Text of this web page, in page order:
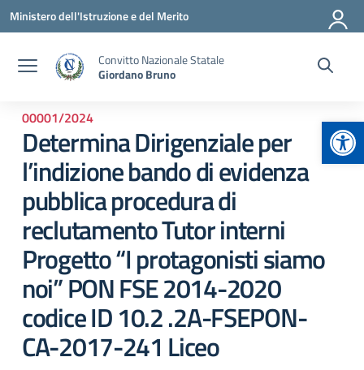
Vai ai contenuti
Vai al menu di navigazione
Vai al footer
Ministero dell'Istruzione e del Merito
Convitto Nazionale Statale
Giordano Bruno
00001/2024
Determina Dirigenziale per
l’indizione bando di evidenza
pubblica procedura di
reclutamento Tutor interni
Progetto “I protagonisti siamo
noi” PON FSE 2014-2020
codice ID 10.2 .2A-FSEPON-
CA-2017-241 Liceo